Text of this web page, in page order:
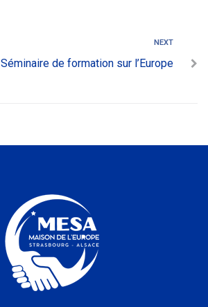
NEXT
Séminaire de formation sur l’Europe